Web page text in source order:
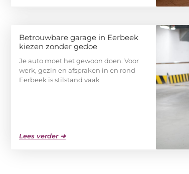
Betrouwbare garage in Eerbeek
kiezen zonder gedoe
Je auto moet het gewoon doen. Voor
werk, gezin en afspraken in en rond
Eerbeek is stilstand vaak
Lees verder ➜